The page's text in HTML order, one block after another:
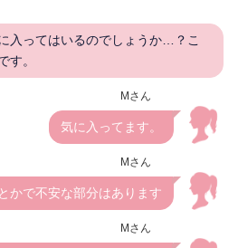
入ってはいるのでしょうか…？こ
す。
Mさん
気に入ってます。
Mさん
かで不安な部分はあります
Mさん